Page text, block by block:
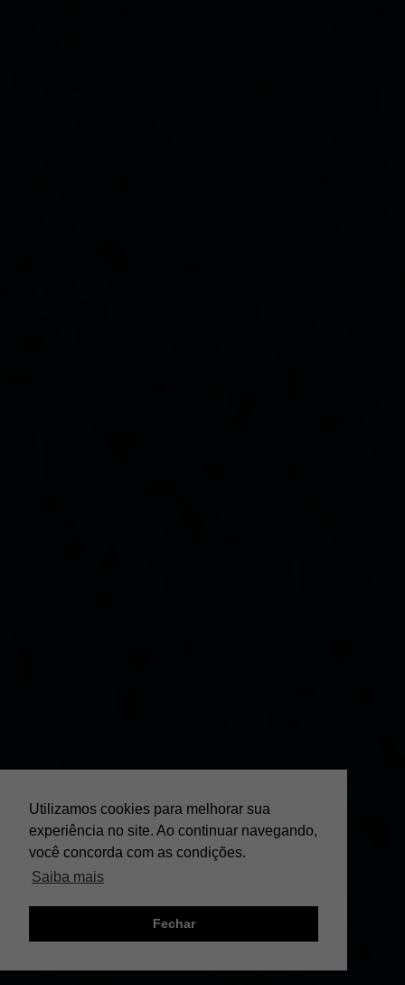
Utilizamos cookies para melhorar sua
experiência no site. Ao continuar navegando,
você concorda com as condições.
Saiba mais
Fechar
;